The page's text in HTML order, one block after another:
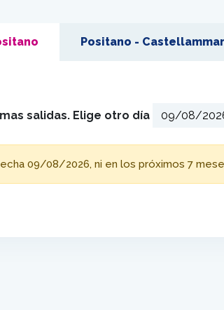
Positano -
salidas. Elige otro día
09/08/2026, ni en los próximos 7